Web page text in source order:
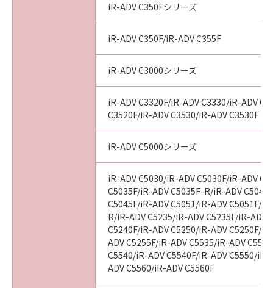
iR-ADV C350Fシリーズ
iR-ADV C350F/iR-ADV C355F
iR-ADV C3000シリーズ
iR-ADV C3320F/iR-ADV C3330/iR-ADV
C3520F/iR-ADV C3530/iR-ADV C3530F
iR-ADV C5000シリーズ
iR-ADV C5030/iR-ADV C5030F/iR-ADV
C5035F/iR-ADV C5035F-R/iR-ADV
C5045F/iR-ADV C5051/iR-ADV C5051F/
R/iR-ADV C5235/iR-ADV C5235F/iR-ADV
C5240F/iR-ADV C5250/iR-ADV C5250F/
ADV C5255F/iR-ADV C5535/iR-ADV
C5540/iR-ADV C5540F/iR-ADV C5550/iR-
ADV C5560/iR-ADV C5560F